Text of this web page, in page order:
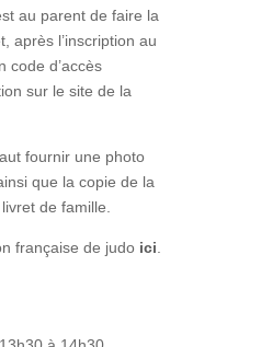
au parent de faire la
après l’inscription au
code d’accès
sur le site de la
fournir une photo
que la copie de la
de famille.
française de judo ici